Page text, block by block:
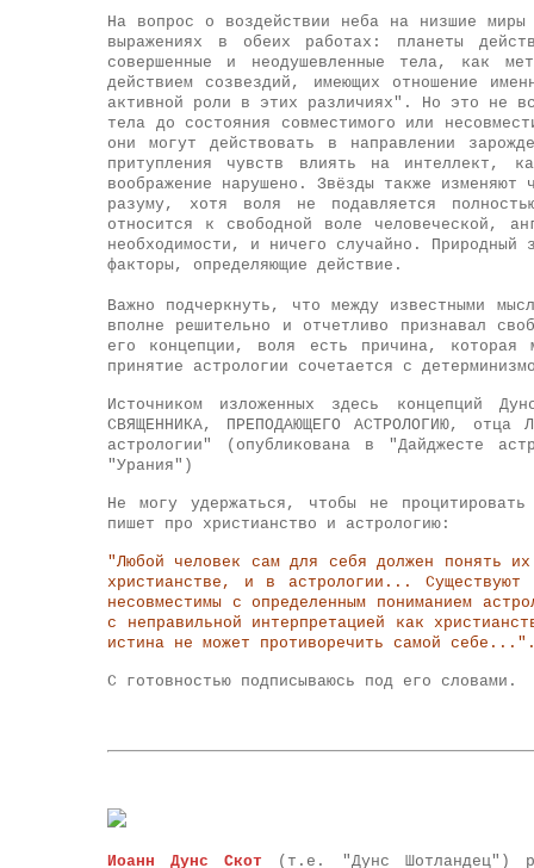
На вопрос о воздействии неба на низшие
выражениях в обеих работах: планеты
совершенные и неодушевленные тела, как
действием созвездий, имеющих отношение
активной роли в этих различиях". Но это не
тела до состояния совместимого или
они могут действовать в направлении
притупления чувств влиять на интеллект,
воображение нарушено. Звёзды также изменяют
разуму, хотя воля не подавляется
относится к свободной воле человеческой,
необходимости, и ничего случайно.
факторы, определяющие действие.
Важно подчеркнуть, что между известными
вполне решительно и отчетливо признавал
его концепции, воля есть причина,
принятие астрологии сочетается с
Источником изложенных здесь концепций
СВЯЩЕННИКА, ПРЕПОДАЮЩЕГО АСТРОЛОГИЮ, отца
астрологии" (опубликована в "Дайджесте
"Урания")
Не могу удержаться, чтобы не
пишет про христианство и астрологию:
"Любой человек сам для себя должен понять
христианстве, и в астрологии...
несовместимы с определенным пониманием
с неправильной интерпретацией как
истина не может противоречить самой
С готовностью подписываюсь под его словами.
Иоанн Дунс Скот (т.е. "Дунс Шотландец")